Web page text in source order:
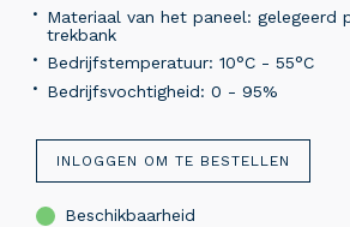
Materiaal van het paneel: gelegeerd
trekbank
Bedrijfstemperatuur: 10°C - 55°C
Bedrijfsvochtigheid: 0 - 95%
INLOGGEN OM TE BESTELLEN
Beschikbaarheid